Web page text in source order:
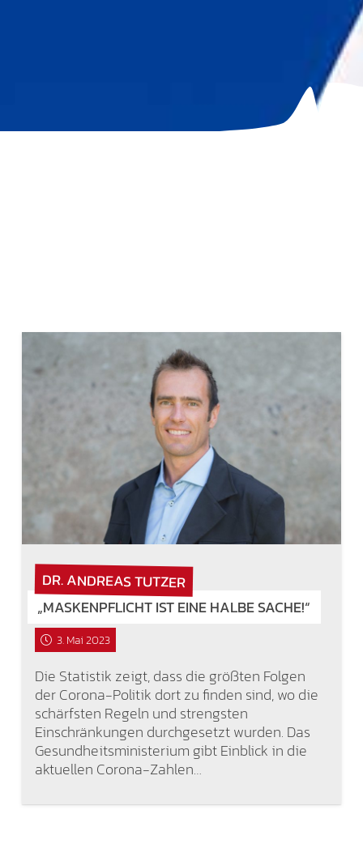
DR. ANDREAS TUTZER
„MASKENPFLICHT IST EINE HALBE SACHE!“
3. Mai 2023
Die Statistik zeigt, dass die größten Folgen
der Corona-Politik dort zu finden sind, wo die
schärfsten Regeln und strengsten
Einschränkungen durchgesetzt wurden. Das
Gesundheitsministerium gibt Einblick in die
aktuellen Corona-Zahlen…